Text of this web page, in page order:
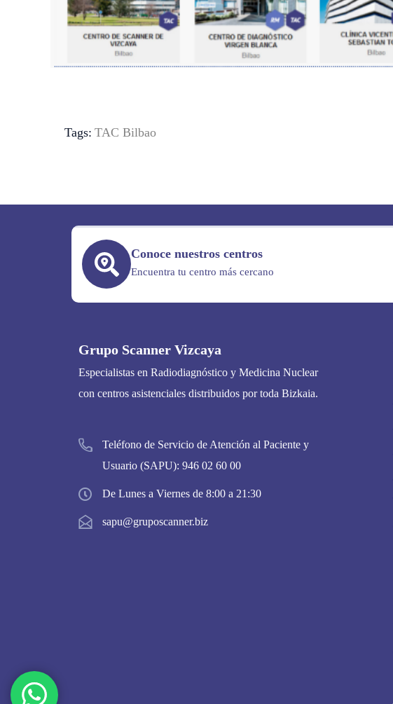
Tags: TAC Bilbao
Conoce nuestros centros
Encuentra tu centro más cercano
Grupo Scanner Vizcaya
Especialistas en Radiodiagnóstico y Medicina Nuclear
con centros asistenciales distribuidos por toda Bizkaia.
Teléfono de Servicio de Atención al Paciente y
Usuario (SAPU): 946 02 60 00
De Lunes a Viernes de 8:00 a 21:30
sapu@gruposcanner.biz